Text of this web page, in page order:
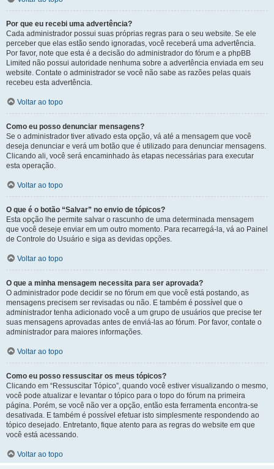
Por que eu recebi uma advertência?
Cada administrador possui suas próprias regras para o seu website. Se ele
perceber que elas estão sendo ignoradas, você receberá uma advertência.
Por favor, note que esta é a decisão do administrador do fórum e a phpBB
Limited não possui autoridade nenhuma sobre a advertência enviada em seu
website. Contate o administrador se você não sabe as razões pelas quais
recebeu esta advertência.
Voltar ao topo
Como eu posso denunciar mensagens?
Se o administrador tiver ativado esta opção, vá até a mensagem que você
deseja denunciar e verá um botão que é utilizado para denunciar mensagens.
Clicando ali, você será encaminhado às etapas necessárias para executar
esta operação.
Voltar ao topo
O que é o botão “Salvar” no envio de tópicos?
Esta opção lhe permite salvar o rascunho de uma determinada mensagem
que você deseje enviar em um outro momento. Para recarregá-la, vá ao Painel
de Controle do Usuário e siga as devidas opções.
Voltar ao topo
O que a minha mensagem necessita para ser aprovada?
O administrador pode decidir se no fórum em que você está postando, as
mensagens precisem ser revisadas ou não. E também é possível que o
administrador tenha adicionado você a um grupo de usuários que precise ter
suas mensagens aprovadas antes de enviá-las ao fórum. Por favor, contate o
administrador para maiores informações.
Voltar ao topo
Como eu posso ressuscitar os meus tópicos?
Clicando em “Ressuscitar Tópico”, quando você estiver visualizando o mesmo,
você pode atualizar e levantar o tópico para o topo do fórum na primeira
página. Porém, se você não ver a opção, então esta ferramenta encontra-se
desativada. E também é possível efetuar isto simplesmente respondendo ao
tópico desejado. Entretanto, fique atento para as regras do website em que
você está acessando.
Voltar ao topo